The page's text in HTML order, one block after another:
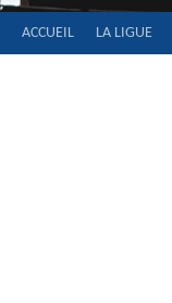
ACCUEIL LA LIGUE